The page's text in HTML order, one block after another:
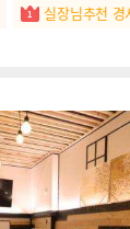
실장님추천 경